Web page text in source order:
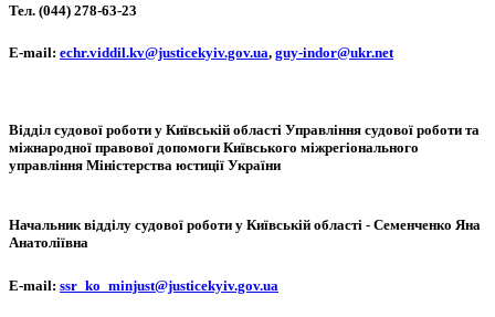
Тел. (044) 278-63-23
Е-mail: echr.viddil.kv@justicekyiv.gov.ua, guy-indor@ukr.net
Відділ судової роботи у Київській області Управління судової роботи та
міжнародної правової допомоги Київського міжрегіонального
управління Міністерства юстиції України
Начальник відділу судової роботи у Київській області - Семенченко Яна
Анатоліївна
Е-mail: ssr_ko_minjust@justicekyiv.gov.ua